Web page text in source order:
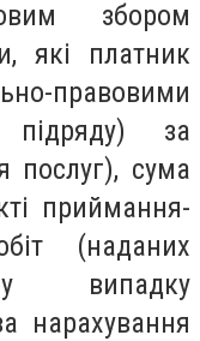
збором
які платник
правовими
підряду) за
послуг), сума
приймання-
(наданих
випадку
нарахування